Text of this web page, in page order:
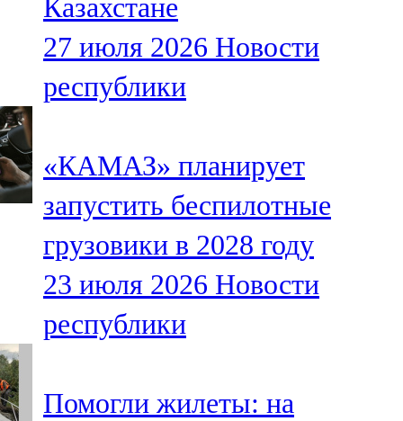
Казахстане
27 июля 2026 Новости
республики
«КАМАЗ» планирует
запустить беспилотные
грузовики в 2028 году
23 июля 2026 Новости
республики
Помогли жилеты: на